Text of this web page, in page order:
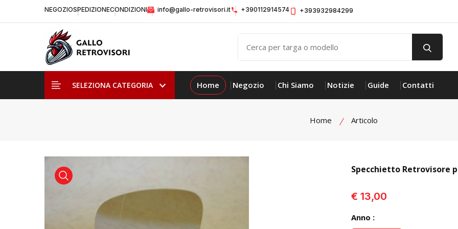
NEGOZIOSPEDIZIONECONDIZIONI info@gallo-retrovisori.it +390112914574 +393932984299
SELEZIONA CATEGORIA Home Negozio Chi Siamo Notizie Guide Contatti
Home Articolo
visualizza prodotto
Specchietto Retrovisore
€ 13,00
Anno :